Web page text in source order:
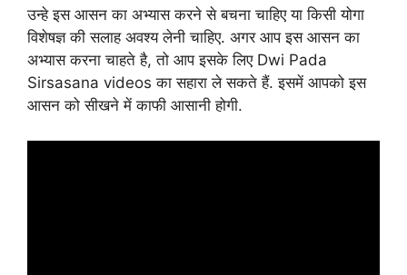
उन्हे इस आसन का अभ्यास करने से बचना चाहिए या किसी योगा
विशेषज्ञ की सलाह अवश्य लेनी चाहिए. अगर आप इस आसन का
अभ्यास करना चाहते है, तो आप इसके लिए Dwi Pada
Sirsasana videos का सहारा ले सकते हैं. इसमें आपको इस
आसन को सीखने में काफी आसानी होगी.